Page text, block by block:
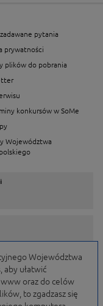
pytania
prywatności
plików do pobrania
konkursów w SoMe
Województwa
Województwa
ułatwić
oraz do celów
to zgadzasz się